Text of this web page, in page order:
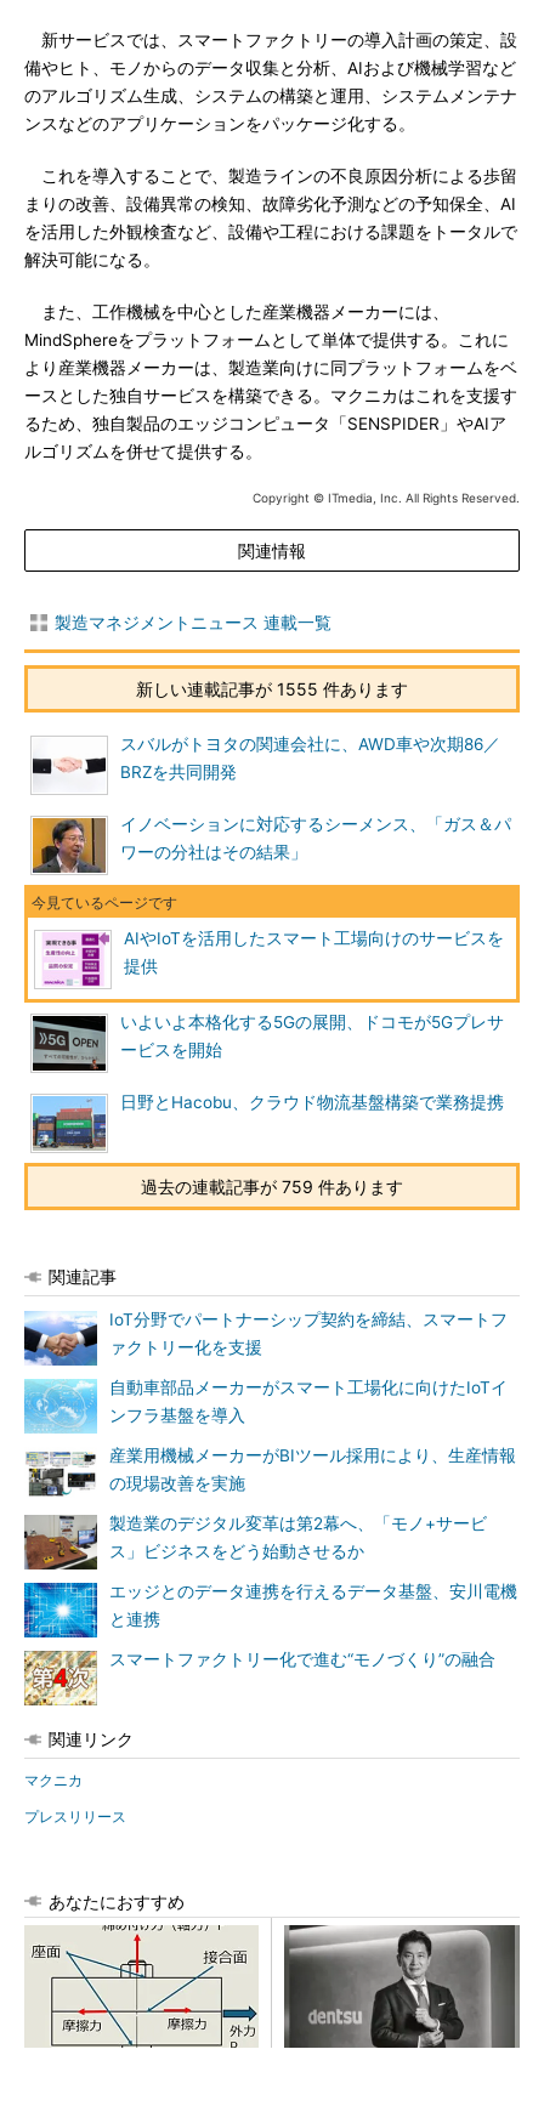
新サービスでは、スマートファクトリーの導入計画の策定、設
備やヒト、モノからのデータ収集と分析、AIおよび機械学習など
のアルゴリズム生成、システムの構築と運用、システムメンテナ
ンスなどのアプリケーションをパッケージ化する。
これを導入することで、製造ラインの不良原因分析による歩留
まりの改善、設備異常の検知、故障劣化予測などの予知保全、AI
を活用した外観検査など、設備や工程における課題をトータルで
解決可能になる。
また、工作機械を中心とした産業機器メーカーには、
MindSphereをプラットフォームとして単体で提供する。これに
より産業機器メーカーは、製造業向けに同プラットフォームをベ
ースとした独自サービスを構築できる。マクニカはこれを支援す
るため、独自製品のエッジコンピュータ「SENSPIDER」やAIア
ルゴリズムを併せて提供する。
Copyright © ITmedia, Inc. All Rights Reserved.
関連情報
製造マネジメントニュース 連載一覧
新しい連載記事が 1555 件あります
スバルがトヨタの関連会社に、AWD車や次期86／
BRZを共同開発
イノベーションに対応するシーメンス、「ガス＆パ
ワーの分社はその結果」
AIやIoTを活用したスマート工場向けのサービスを
提供
いよいよ本格化する5Gの展開、ドコモが5Gプレサ
ービスを開始
日野とHacobu、クラウド物流基盤構築で業務提携
過去の連載記事が 759 件あります
関連記事
IoT分野でパートナーシップ契約を締結、スマートフ
ァクトリー化を支援
自動車部品メーカーがスマート工場化に向けたIoTイ
ンフラ基盤を導入
産業用機械メーカーがBIツール採用により、生産情報
の現場改善を実施
製造業のデジタル変革は第2幕へ、「モノ+サービ
ス」ビジネスをどう始動させるか
エッジとのデータ連携を行えるデータ基盤、安川電機
と連携
スマートファクトリー化で進む“モノづくり”の融合
関連リンク
マクニカ
プレスリリース
あなたにおすすめ